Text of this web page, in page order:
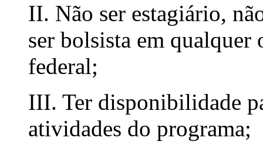
II. Não ser estagiário,
ser bolsista em
federal;
III. Ter disponibilidade
atividades do programa;